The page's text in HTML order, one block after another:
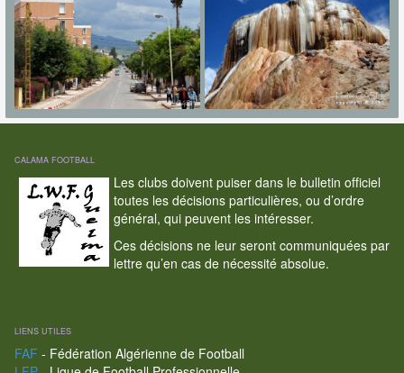
CALAMA FOOTBALL
Les clubs doivent puiser dans le bulletin officiel
toutes les décisions particulières, ou d’ordre
général, qui peuvent les intéresser.
Ces décisions ne leur seront communiquées par
lettre qu’en cas de nécessité absolue.
LIENS UTILES
FAF - Fédération Algérienne de Football